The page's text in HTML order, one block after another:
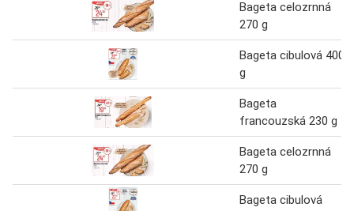
Bageta celozrnná
270 g
Bageta cibulová 400
g
Bageta
francouzská 230 g
Bageta celozrnná
270 g
Bageta cibulová